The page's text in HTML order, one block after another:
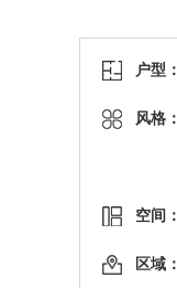
户型：
风格：
空间：
区域：